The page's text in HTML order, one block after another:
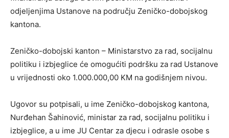
odjeljenjima Ustanove na području Zeničko-dobojskog
kantona.
Zeničko-dobojski kanton – Ministarstvo za rad, socijalnu
politiku i izbjeglice će omogućiti podršku za rad Ustanove
u vrijednosti oko 1.000.000,00 KM na godišnjem nivou.
Ugovor su potpisali, u ime Zeničko-dobojskog kantona,
Nurđehan Šahinović, ministar za rad, socijalnu politiku i
izbjeglice, a u ime JU Centar za djecu i odrasle osobe s